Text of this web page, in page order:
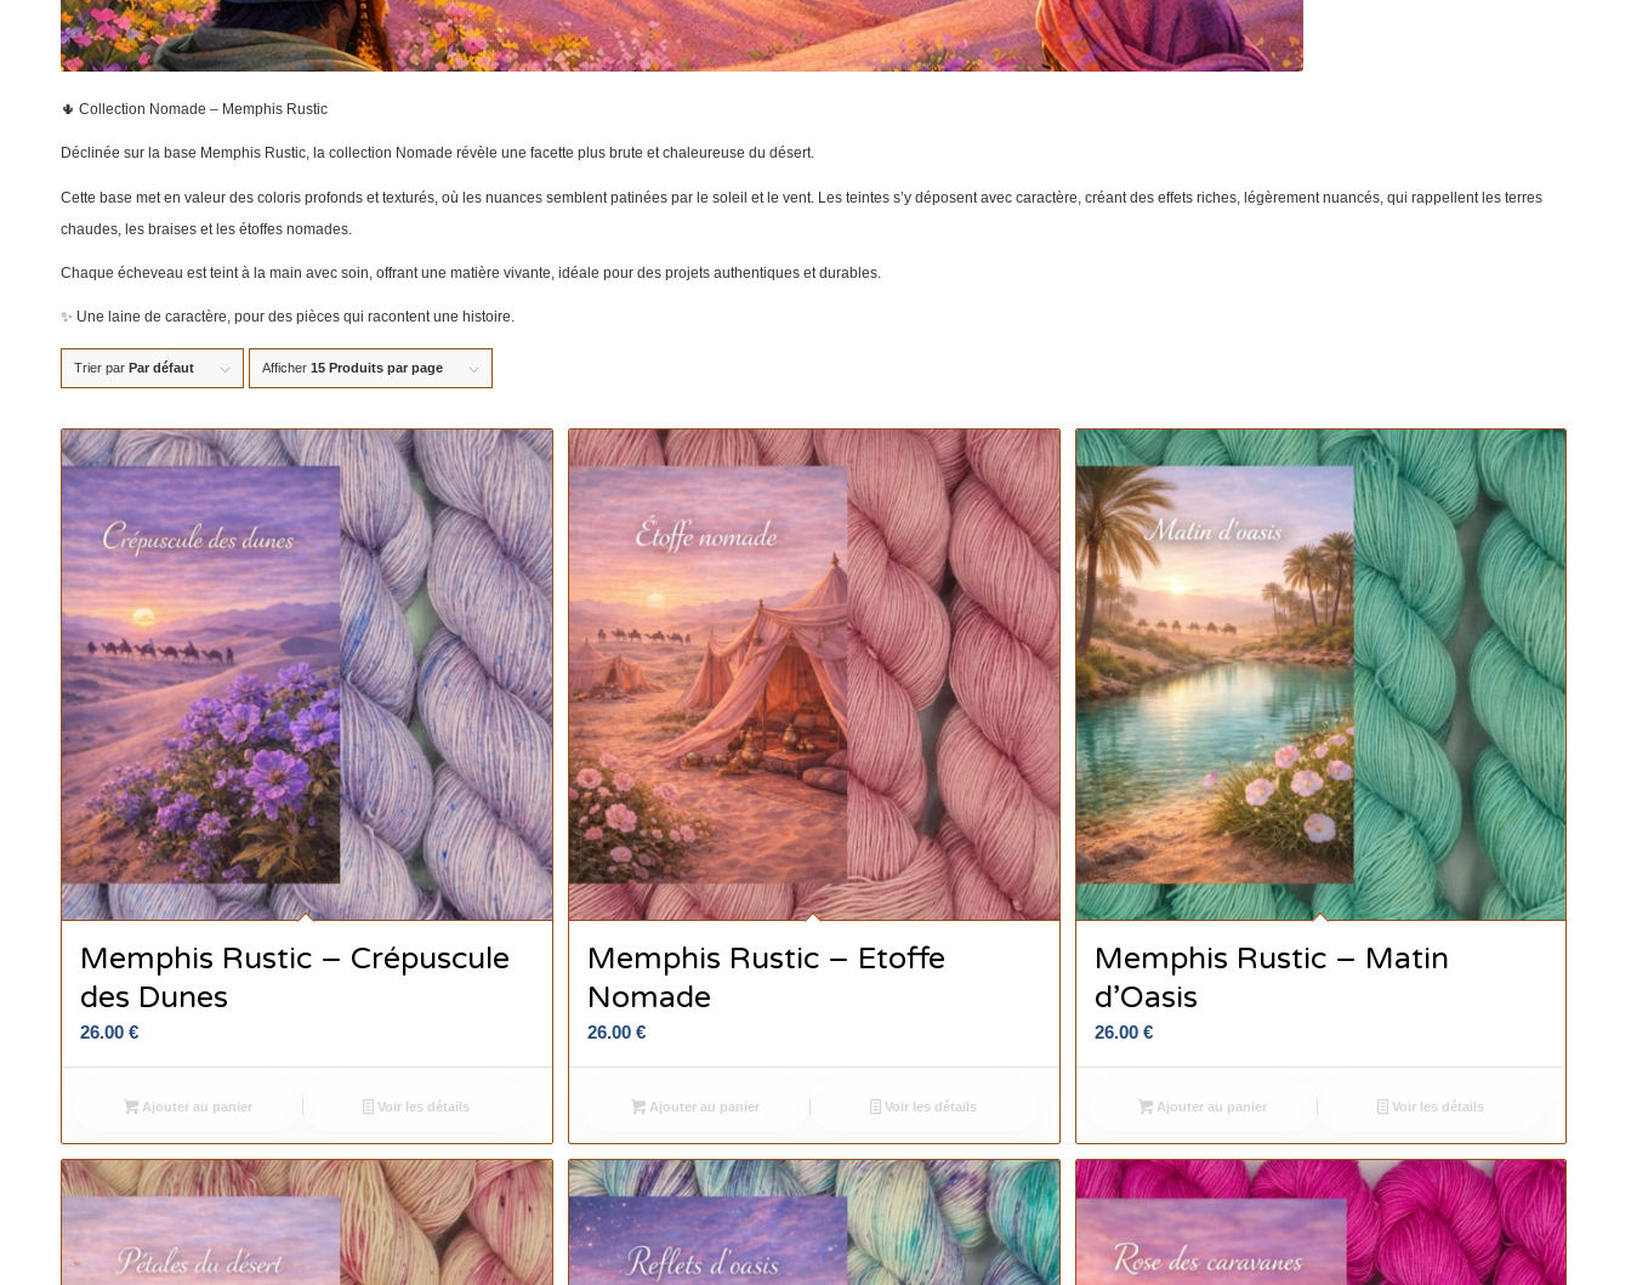
🌵 Collection Nomade – Memphis Rustic
Déclinée sur la base Memphis Rustic, la collection Nomade révèle une facette plus brute et chaleureuse du désert.
Cette base met en valeur des coloris profonds et texturés, où les nuances semblent patinées par le soleil et le vent. Les teintes s’y déposent avec caractère, créant des effets riches, légèrement nuancés, qui rappellent les terres
chaudes, les braises et les étoffes nomades.
Chaque écheveau est teint à la main avec soin, offrant une matière vivante, idéale pour des projets authentiques et durables.
✨ Une laine de caractère, pour des pièces qui racontent une histoire.
Trier par Par défaut Afficher 15 Produits par page
Memphis Rustic – Crépuscule
des Dunes
26.00 €
Ajouter au panier Voir les détails
Memphis Rustic – Etoffe
Nomade
26.00 €
Ajouter au panier Voir les détails
Memphis Rustic – Matin
d’Oasis
26.00 €
Ajouter au panier Voir les détails